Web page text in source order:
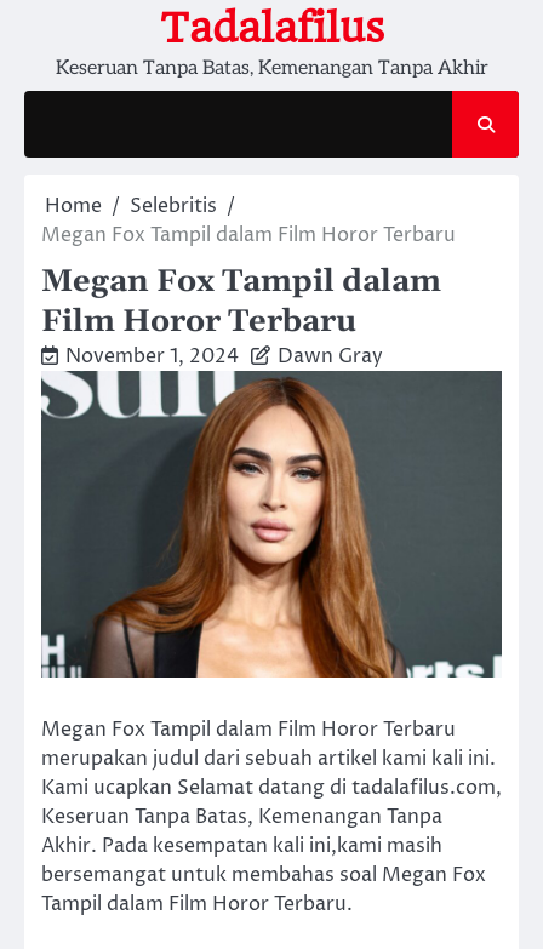
content
Tadalafilus
Keseruan Tanpa Batas, Kemenangan Tanpa Akhir
Home
Selebritis
Megan Fox Tampil dalam Film Horor Terbaru
Megan Fox Tampil dalam
Film Horor Terbaru
November 1, 2024 Dawn Gray
Megan Fox Tampil dalam Film Horor Terbaru
merupakan judul dari sebuah artikel kami kali ini.
Kami ucapkan Selamat datang di tadalafilus.com,
Keseruan Tanpa Batas, Kemenangan Tanpa
Akhir. Pada kesempatan kali ini,kami masih
bersemangat untuk membahas soal Megan Fox
Tampil dalam Film Horor Terbaru.